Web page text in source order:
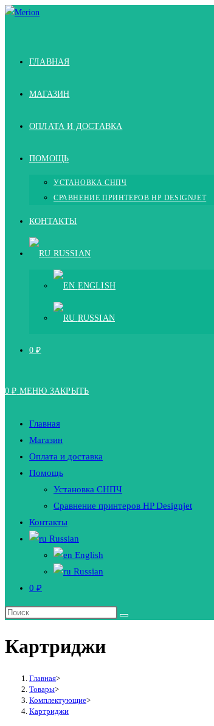
Перейти
ГЛАВНАЯ
МАГАЗИН
ОПЛАТА И ДОСТАВКА
ПОМОЩЬ
УСТАНОВКА СНПЧ
СРАВНЕНИЕ ПРИНТЕРОВ HP DESIGNJET
КОНТАКТЫ
RUSSIAN
ENGLISH
RUSSIAN
0₽
0₽ МЕНЮ ЗАКРЫТЬ
Главная
Магазин
Оплата и доставка
Помощь
Установка СНПЧ
Сравнение принтеров HP Designjet
Контакты
Russian
English
Russian
0 ₽
Картриджи
Главная>
Товары>
Комплектующие>
Картриджи